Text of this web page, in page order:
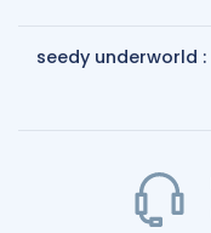
seedy underworld :